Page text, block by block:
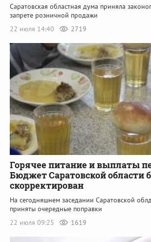
Саратовская областная дума приняла
запрете розничной продажи
22 июля 14:40
2719
Горячее питание и выплаты
Бюджет Саратовской области
скорректирован
На сегодняшнем заседании Саратовской
приняты очередные поправки
22 июля 09:25
1619